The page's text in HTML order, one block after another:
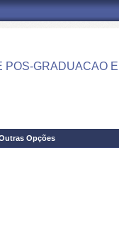
GRADUACAO
Opções